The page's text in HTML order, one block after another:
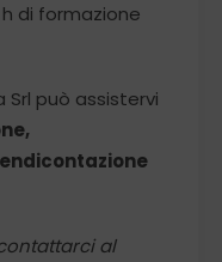
di formazione
Srl può assistervi
al